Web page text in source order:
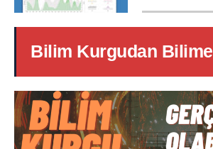
Bilim Kurgudan Bilime